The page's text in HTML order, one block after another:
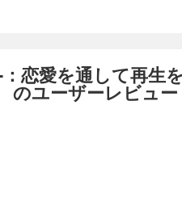
家庭があると思い込み、想いに蓋を
遠の愛に変わる大人の再会ラブスト
心に決めた経営者・御堂。後悔を
じないと誓った秘書・水琴。三人
望の物語。
恋愛を通して再生
のユーザーレビュー